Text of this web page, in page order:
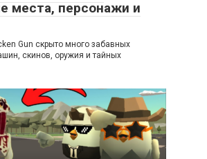
места, персонажи и
Gun скрыто много забавных
скинов, оружия и тайных